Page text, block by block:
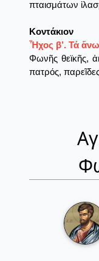
πταισμάτων
Κοντάκιον
Ἦχος β’. Τά
Φωνῆς θεϊκῆς,
πατρός,